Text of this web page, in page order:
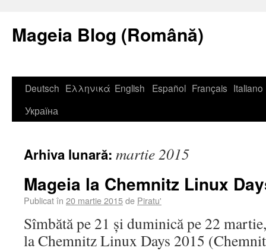
Mageia Blog (Română)
Deutsch Ελληνικά English Español Français Italiano
Україна
Arhiva lunară: martie 2015
Mageia la Chemnitz Linux
Publicat în 20 martie 2015de Piratu'
Sîmbătă pe 21 și duminică pe 22
la Chemnitz Linux Days 2015